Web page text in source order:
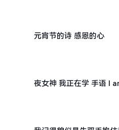
元宵节的诗 感恩的心
夜女神 我正在学 手语 I